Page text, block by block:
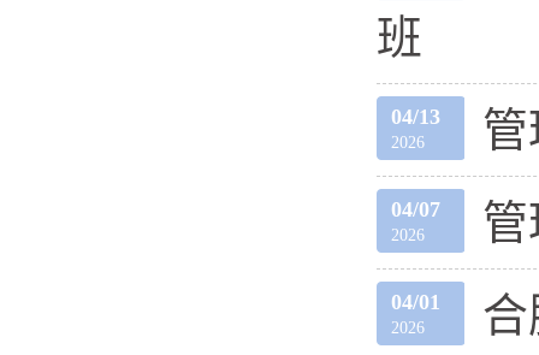
班
04/13
2026
04/07
2026 管
04/01
2026